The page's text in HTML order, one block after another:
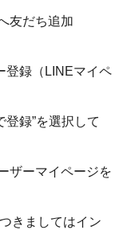
友だち追加
登録（LINEマイペ
録”を選択して
ザーマイページを
きましてはイン